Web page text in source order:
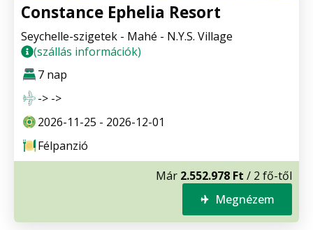
Constance Ephelia Resort
Seychelle-szigetek - Mahé - N.Y.S. Village
(szállás információk)
7 nap
-> ->
2026-11-25 - 2026-12-01
Félpanzió
Már 2.552.978 Ft / 2 fő-től
Megnézem